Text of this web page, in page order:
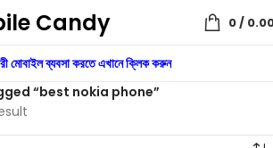
Candy 0/
মোবাইল ব্যবসা করতে এখানে ক্লিক করুন
“best nokia phone”